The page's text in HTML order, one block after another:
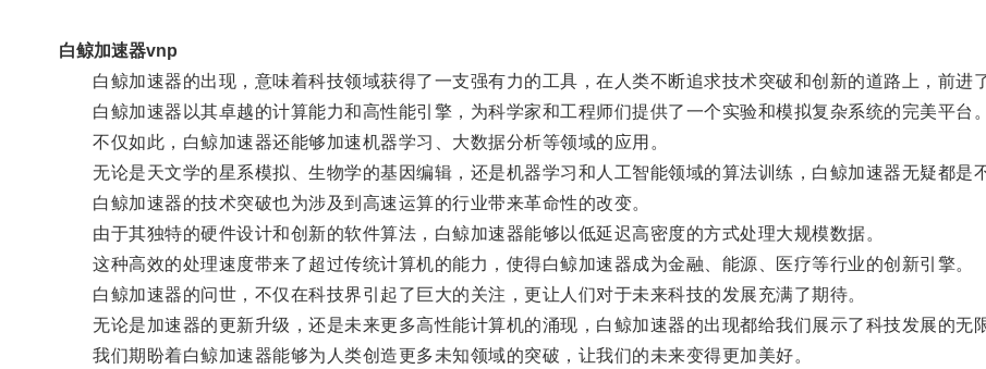
白鲸加速器vnp
白鲸加速器的出现，意味着科技领域获得了一支强有力的工具，在人类不断追求技术突破和创新的道路上，前进了
白鲸加速器以其卓越的计算能力和高性能引擎，为科学家和工程师们提供了一个实验和模拟复杂系统的完美平台。
不仅如此，白鲸加速器还能够加速机器学习、大数据分析等领域的应用。
无论是天文学的星系模拟、生物学的基因编辑，还是机器学习和人工智能领域的算法训练，白鲸加速器无疑都是
白鲸加速器的技术突破也为涉及到高速运算的行业带来革命性的改变。
由于其独特的硬件设计和创新的软件算法，白鲸加速器能够以低延迟高密度的方式处理大规模数据。
这种高效的处理速度带来了超过传统计算机的能力，使得白鲸加速器成为金融、能源、医疗等行业的创新引擎。
白鲸加速器的问世，不仅在科技界引起了巨大的关注，更让人们对于未来科技的发展充满了期待。
无论是加速器的更新升级，还是未来更多高性能计算机的涌现，白鲸加速器的出现都给我们展示了科技发展的无限
我们期盼着白鲸加速器能够为人类创造更多未知领域的突破，让我们的未来变得更加美好。